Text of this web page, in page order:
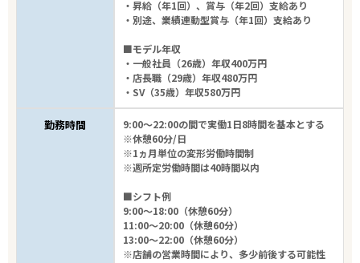
・昇給（年1回）、賞与（年2回）支給あり
・別途、業績連動型賞与（年1回）支給あり
■モデル年収
・一般社員（26歳）年収400万円
・店長職（29歳）年収480万円
・SV（35歳）年収580万円
勤務時間
9:00～22:00の間で実働1日8時間を基本とする
※休憩60分/日
※1ヵ月単位の変形労働時間制
※週所定労働時間は40時間以内
■シフト例
9:00～18:00（休憩60分）
11:00～20:00（休憩60分）
13:00～22:00（休憩60分）
※店舗の営業時間により、多少前後する可能性